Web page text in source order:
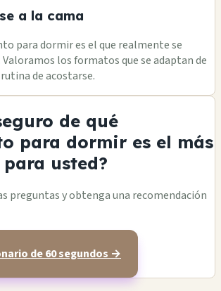
a la cama
para dormir es el que realmente se
los formatos que se adaptan de
de acostarse.
de qué
para dormir es el más
usted?
preguntas y obtenga una recomendación
de 60 segundos →